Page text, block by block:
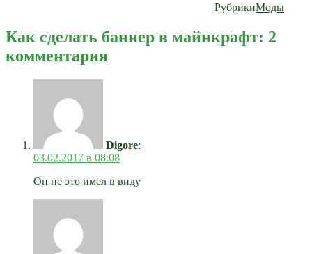
РубрикиМоды
Как сделать баннер в майнкрафт: 2
комментария
Digore:
03.02.2017 в 08:08
Он не это имел в виду